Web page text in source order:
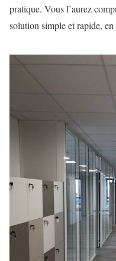
pratique. Vous l’aurez
solution simple et rapide,